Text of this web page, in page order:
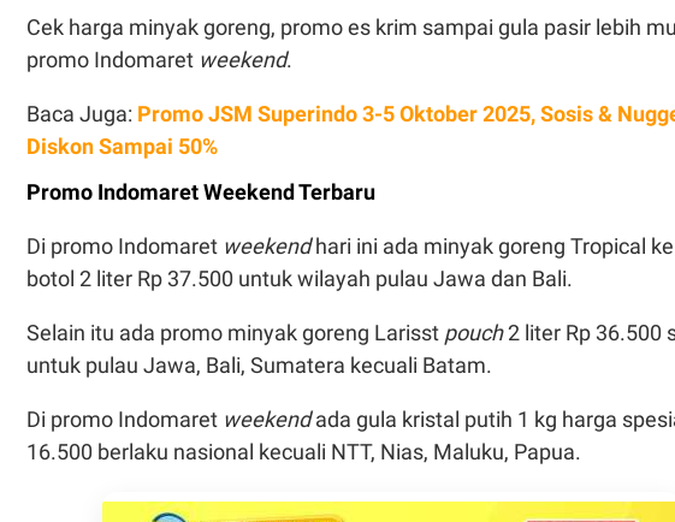
Cek harga minyak goreng, promo es krim sampai gula pasir lebih
promo Indomaret weekend.
Baca Juga: Promo JSM Superindo 3-5 Oktober 2025, Sosis &
Diskon Sampai 50%
Promo Indomaret Weekend Terbaru
Di promo Indomaret weekendhari ini ada minyak goreng Tropical
botol 2 liter Rp 37.500 untuk wilayah pulau Jawa dan Bali.
Selain itu ada promo minyak goreng Larisst pouch2 liter Rp 36.500
untuk pulau Jawa, Bali, Sumatera kecuali Batam.
Di promo Indomaret weekendada gula kristal putih 1 kg harga
16.500 berlaku nasional kecuali NTT, Nias, Maluku, Papua.